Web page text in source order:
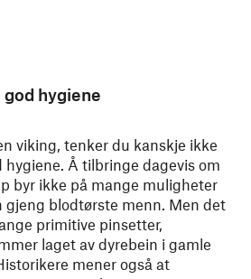
hygiene
viking, tenker du kanskje ikke
Å tilbringe dagevis om
byr ikke på mange muligheter
gjeng blodtørste menn. Men det
primitive pinsetter,
laget av dyrebein i gamle
mener også at